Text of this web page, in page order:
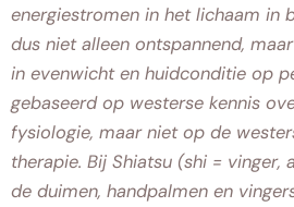
energiestromen in het lichaam in
dus niet alleen ontspannend,
in evenwicht en huidconditie op
gebaseerd op westerse kennis
fysiologie, maar niet op de
therapie. Bij Shiatsu (shi = vinger,
de duimen, handpalmen en